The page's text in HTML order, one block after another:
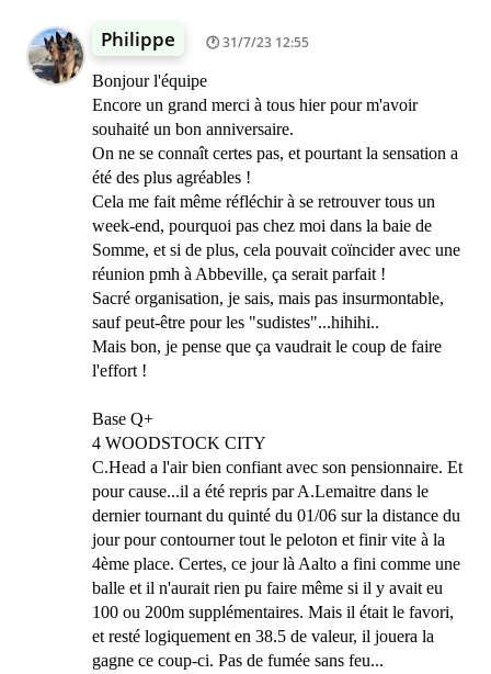
Philippe 31/7/23 12:55
Bonjour l'équipe
Encore un grand merci à tous hier pour m'avoir
souhaité un bon anniversaire.
On ne se connaît certes pas, et pourtant la sensation a
été des plus agréables !
Cela me fait même réfléchir à se retrouver tous un
week-end, pourquoi pas chez moi dans la baie de
Somme, et si de plus, cela pouvait coïncider avec une
réunion pmh à Abbeville, ça serait parfait !
Sacré organisation, je sais, mais pas insurmontable,
sauf peut-être pour les "sudistes"...hihihi..
Mais bon, je pense que ça vaudrait le coup de faire
l'effort !
Base Q+
4 WOODSTOCK CITY
C.Head a l'air bien confiant avec son pensionnaire. Et
pour cause...il a été repris par A.Lemaitre dans le
dernier tournant du quinté du 01/06 sur la distance du
jour pour contourner tout le peloton et finir vite à la
4ème place. Certes, ce jour là Aalto a fini comme une
balle et il n'aurait rien pu faire même si il y avait eu
100 ou 200m supplémentaires. Mais il était le favori,
et resté logiquement en 38.5 de valeur, il jouera la
gagne ce coup-ci. Pas de fumée sans feu...